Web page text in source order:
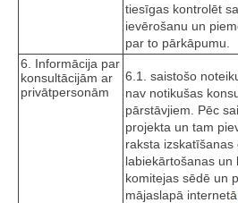
tiesīgas kontrolēt
ievērošanu un
par to pārkāpumu.
6. Informācija par
konsultācijām ar
privātpersonām
6.1. saistošo
nav notikušas
pārstāvjiem. Pēc
projekta un tam
raksta izskatīšanas
labiekārtošanas un
komitejas sēdē un
mājaslapā internetā